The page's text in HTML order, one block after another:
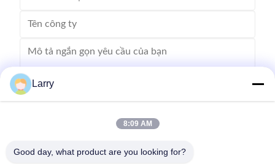
Gửi
Larry
8:09 AM
Good day, what product are you looking for?